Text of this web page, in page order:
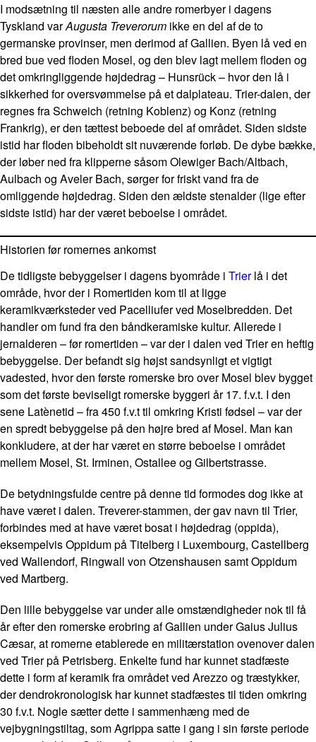
I modsætning til næsten alle andre romerbyer i dagens
Tyskland varAugusta Treverorum ikke en del af de to
germanske provinser, men derimod af Gallien. Byen lå ved en
bred bue ved floden Mosel, og den blev lagt mellem floden og
det omkringliggende højdedrag – Hunsrück – hvor den lå i
sikkerhed for oversvømmelse på et dalplateau. Trier-dalen, der
regnes fra Schweich (retning Koblenz) og Konz (retning
Frankrig), er den tættest beboede del af området. Siden sidste
istid har floden bibeholdt sit nuværende forløb. De dybe bække,
der løber ned fra klipperne såsom Olewiger Bach/Altbach,
Aulbach og Aveler Bach, sørger for friskt vand fra de
omliggende højdedrag. Siden den ældste stenalder (lige efter
sidste istid) har der været beboelse i området.
Historien før romernes ankomst
De tidligste bebyggelser i dagens byområde i Trierlå i det
område, hvor der i Romertiden kom til at ligge
keramikværksteder ved Pacelliufer ved Moselbredden. Det
handler om fund fra den båndkeramiske kultur. Allerede i
jernalderen – før romertiden – var der i dalen ved Trier en heftig
bebyggelse. Der befandt sig højst sandsynligt et vigtigt
vadested, hvor den første romerske bro over Mosel blev bygget
som det første beviseligt romerske byggeri år 17. f.v.t. I den
sene Latènetid – fra 450 f.v.t til omkring Kristi fødsel – var der
en spredt bebyggelse på den højre bred af Mosel. Man kan
konkludere, at der har været en større beboelse i området
mellem Mosel, St. Irminen, Ostallee og Gilbertstrasse.
De betydningsfulde centre på denne tid formodes dog ikke at
have været i dalen. Treverer-stammen, der gav navn til Trier,
forbindes med at have været bosat i højdedrag (oppida),
eksempelvis Oppidum på Titelberg i Luxembourg, Castellberg
ved Wallendorf, Ringwall von Otzenshausen samt Oppidum
ved Martberg.
Den lille bebyggelse var under alle omstændigheder nok til få
år efter den romerske erobring af Gallien under Gaius Julius
Cæsar, at romerne etablerede en militærstation ovenover dalen
ved Trier på Petrisberg. Enkelte fund har kunnet stadfæste
dette i form af keramik fra området ved Arezzo og træstykker,
der dendrokronologisk har kunnet stadfæstes til tiden omkring
30 f.v.t. Nogle sætter dette i sammenhæng med de
vejbygningstiltag, som Agrippa satte i gang i sin første periode